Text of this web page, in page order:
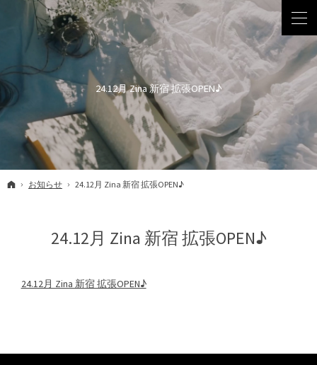
24.12月 Zina 新宿 拡張OPEN♪
ホーム
お知らせ 24.12月 Zina 新宿 拡張OPEN♪
24.12月 Zina 新宿 拡張OPEN♪
24.12月 Zina 新宿 拡張OPEN♪